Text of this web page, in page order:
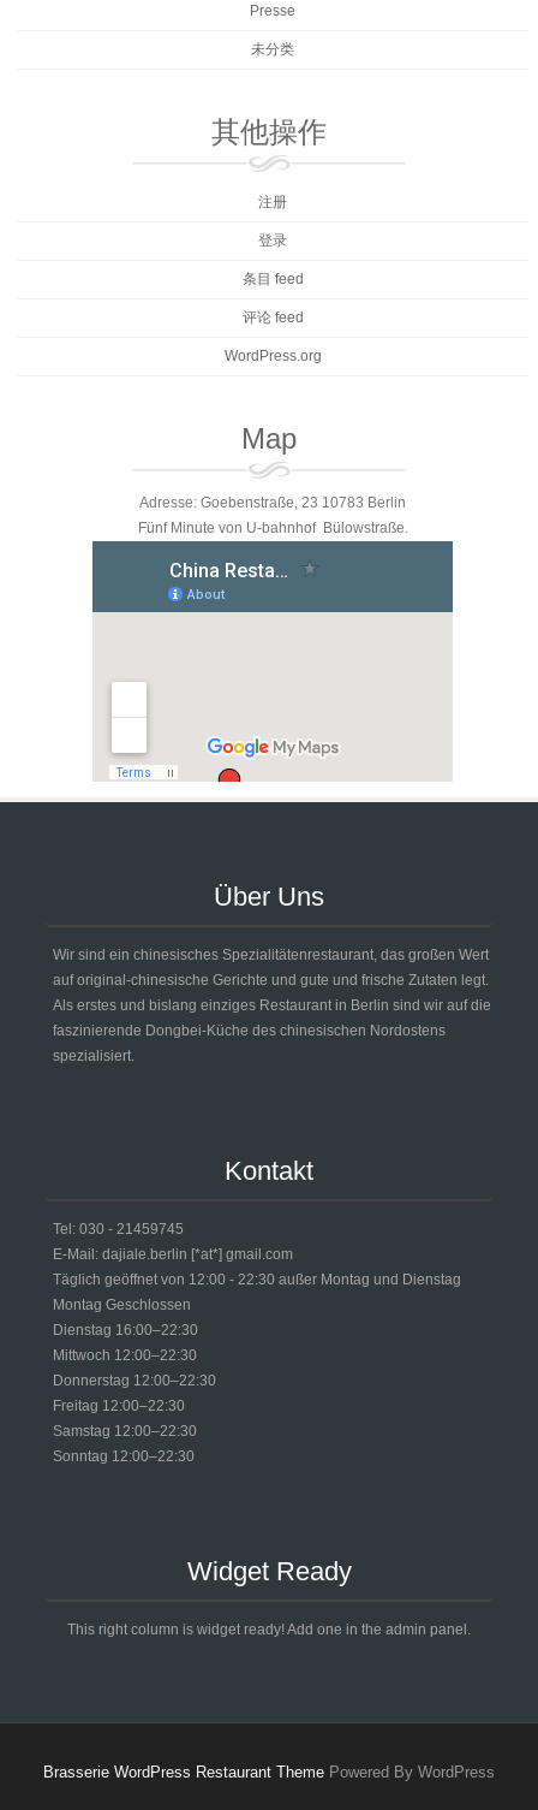
Presse
未分类
其他操作
注册
登录
条目 feed
评论 feed
WordPress.org
Map
Adresse: Goebenstraße, 23 10783 Berlin
Fünf Minute von U-bahnhof Bülowstraße.
Über Uns
Wir sind ein chinesisches Spezialitätenrestaurant, das großen Wert
auf original-chinesische Gerichte und gute und frische Zutaten legt.
Als erstes und bislang einziges Restaurant in Berlin sind wir auf die
faszinierende Dongbei-Küche des chinesischen Nordostens
spezialisiert.
Kontakt
Tel: 030 - 21459745
E-Mail: dajiale.berlin [*at*] gmail.com
Täglich geöffnet von 12:00 - 22:30 außer Montag und Dienstag
Montag Geschlossen
Dienstag 16:00–22:30
Mittwoch 12:00–22:30
Donnerstag 12:00–22:30
Freitag 12:00–22:30
Samstag 12:00–22:30
Sonntag 12:00–22:30
Widget Ready
This right column is widget ready! Add one in the admin panel.
Brasserie WordPress Restaurant Theme Powered By WordPress